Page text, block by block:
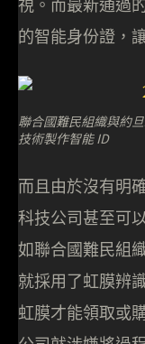
視。而最新通過
的智能身份證，
聯合國難民組織與約
技術製作智能 ID
而且由於沒有明
科技公司甚至可
如聯合國難民組
就採用了虹膜辨
虹膜才能領取或